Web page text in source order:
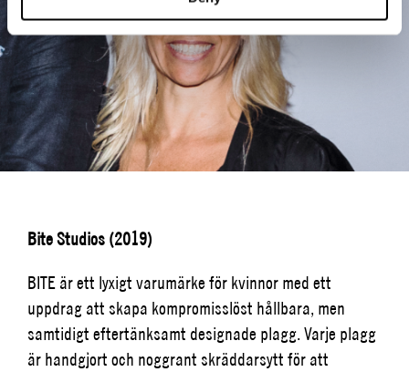
Bite Studios (2019)
BITE är ett lyxigt varumärke för kvinnor med ett
uppdrag att skapa kompromisslöst hållbara, men
samtidigt eftertänksamt designade plagg. Varje plagg
är handgjort och noggrant skräddarsytt för att